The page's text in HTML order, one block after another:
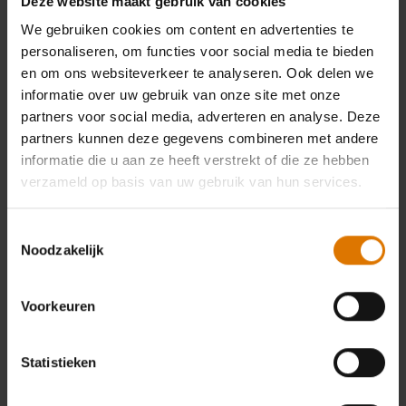
We gebruiken cookies om content en advertenties te
personaliseren, om functies voor social media te bieden
en om ons websiteverkeer te analyseren. Ook delen we
informatie over uw gebruik van onze site met onze
partners voor social media, adverteren en analyse. Deze
partners kunnen deze gegevens combineren met andere
informatie die u aan ze heeft verstrekt of die ze hebben
verzameld op basis van uw gebruik van hun services.
Noodzakelijk
Voorkeuren
Statistieken
zolang de voorraad strekt. Als de
voorraad van het accessoire afloopt
voordat de aanbieding afloopt, zullen in
aanmerking komende klanten een
voucher ontvangen met dezelfde
winkelwaarde, in te wisselen op
weber.com. De exacte gratis aangeboden
producten zullen afhangen van het
model van de gekochte barbecue, en
gekochte barbecue zullen worden
5. Annulering
koopovereenkomst met betrekking tot de